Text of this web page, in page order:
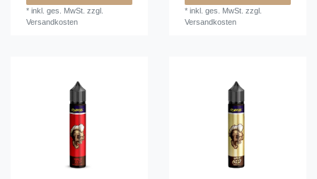
*inkl. ges. MwSt. zzgl.
Versandkosten
*inkl. ges. MwSt. zzgl.
Versandkosten